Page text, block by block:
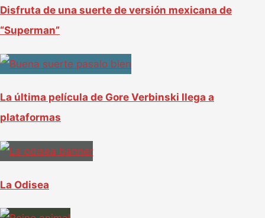
r
Disfruta de una suerte de versión mexicana de
“Superman”
La última película de Gore Verbinski llega a
plataformas
La Odisea